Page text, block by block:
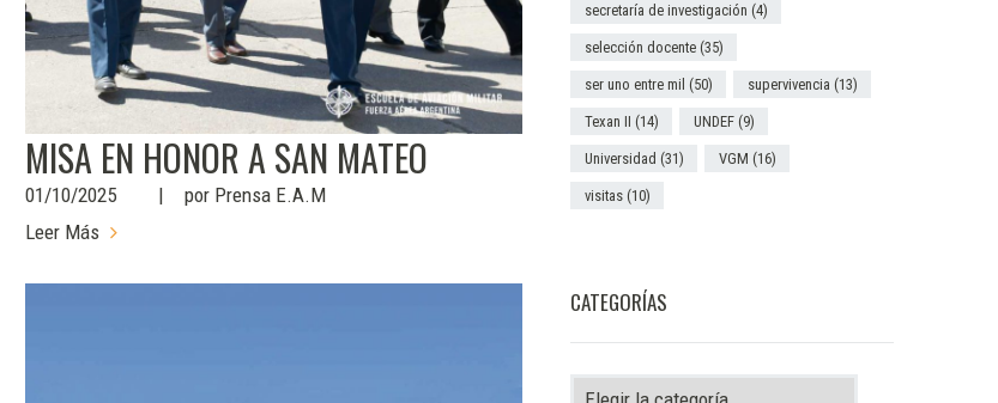
MISA EN HONOR A SAN MATEO
01/10/2025 por Prensa E.A.M
Leer Más
secretaría de investigación (4)
selección docente(35)
ser uno entre mil (50) supervivencia (13)
Texan II (14) UNDEF(9)
Universidad (31) VGM (16)
visitas(10)
CATEGORÍAS
Categorías